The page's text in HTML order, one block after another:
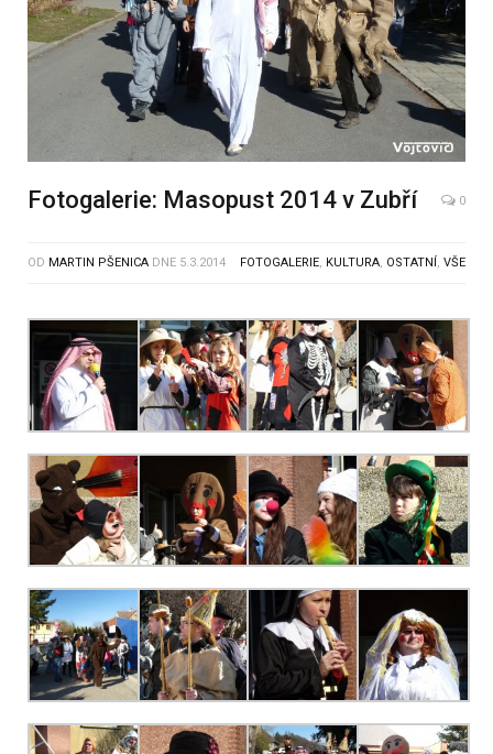
Fotogalerie: Masopust 2014 v Zubří 0
OD MARTIN PŠENICA DNE 5.3.2014 FOTOGALERIE, KULTURA, OSTATNÍ , VŠE